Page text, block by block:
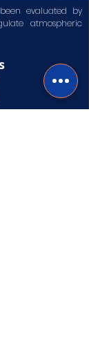
evaluated by
atmospheric